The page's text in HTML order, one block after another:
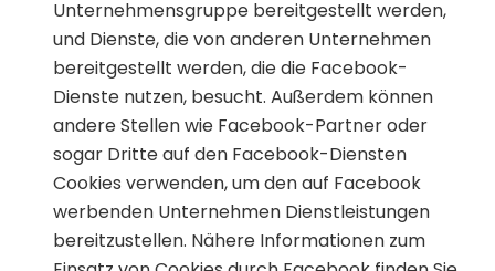
Unternehmensgruppe bereitgestellt werden,
und Dienste, die von anderen Unternehmen
bereitgestellt werden, die die Facebook-
Dienste nutzen, besucht. Außerdem können
andere Stellen wie Facebook-Partner oder
sogar Dritte auf den Facebook-Diensten
Cookies verwenden, um den auf Facebook
werbenden Unternehmen Dienstleistungen
bereitzustellen. Nähere Informationen zum